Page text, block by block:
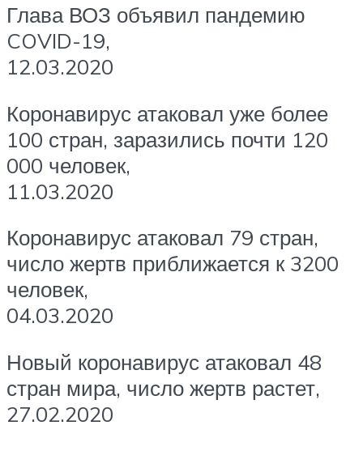
Глава ВОЗ объявил пандемию
COVID-19,
12.03.2020
Коронавирус атаковал уже более
100 стран, заразились почти 120
000 человек,
11.03.2020
Коронавирус атаковал 79 стран,
число жертв приближается к 3200
человек,
04.03.2020
Новый коронавирус атаковал 48
стран мира, число жертв растет,
27.02.2020